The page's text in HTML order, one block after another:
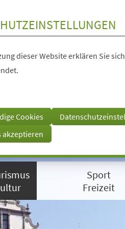
dieser Website erklären Sie
Cookies
akzeptieren
Sport
Freizeit